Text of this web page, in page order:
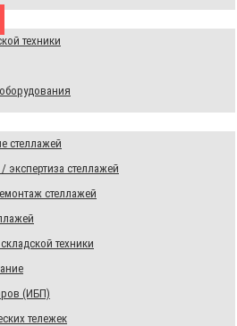
техники
стеллажей
экспертиза стеллажей
стеллажей
техники
(ИБП)
тележек